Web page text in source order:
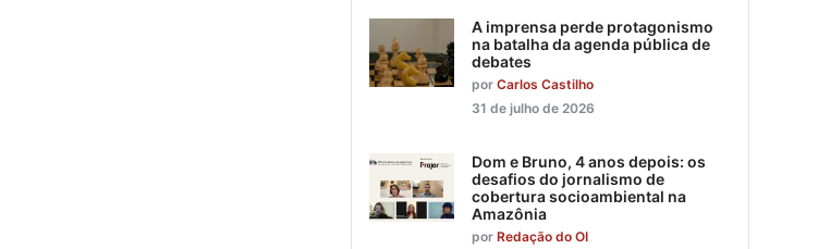
A imprensa perde protagonismo
na batalha da agenda pública de
debates
por Carlos Castilho
31 de julho de 2026
Dom e Bruno, 4 anos depois: os
desafios do jornalismo de
cobertura socioambiental na
Amazônia
por Redação do OI